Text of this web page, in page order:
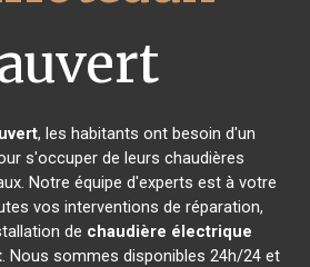
, les habitants ont besoin d'un
s'occuper de leurs chaudières
Notre équipe d'experts est à votre
vos interventions de réparation,
de chaudière électrique
. Nous sommes disponibles 24h/24 et